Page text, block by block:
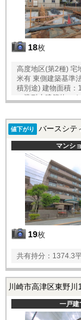
18枚
高度地区(第2種) 宅
米有 東側建築基準
積別途) 建物面積：
の準耐火建築物に
値下がり バースシティ
マンシ
19枚
共有持分：1374.3
川崎市高津区東野
一戸建